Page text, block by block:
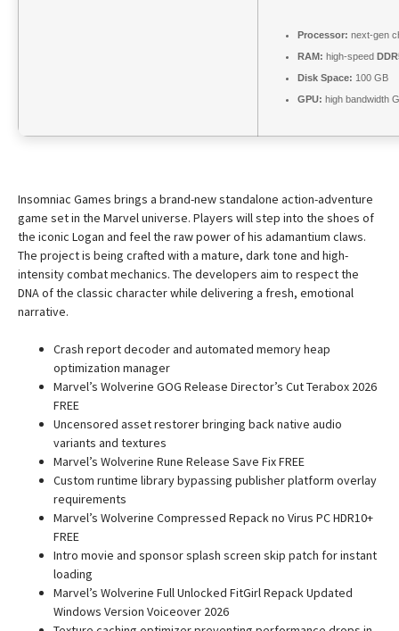
Processor: next-gen
RAM: high-speed
Disk Space: 100 GB
GPU: high bandwidth
Insomniac Games brings a brand-new standalone action-adventure
game set in the Marvel universe. Players will step into the shoes of
the iconic Logan and feel the raw power of his adamantium claws.
The project is being crafted with a mature, dark tone and high-
intensity combat mechanics. The developers aim to respect the
DNA of the classic character while delivering a fresh, emotional
narrative.
Crash report decoder and automated memory heap
optimization manager
Marvel’s Wolverine GOG Release Director’s Cut Terabox 2026
FREE
Uncensored asset restorer bringing back native audio
variants and textures
Marvel’s Wolverine Rune Release Save Fix FREE
Custom runtime library bypassing publisher platform overlay
requirements
Marvel’s Wolverine Compressed Repack no Virus PC HDR10+
FREE
Intro movie and sponsor splash screen skip patch for instant
loading
Marvel’s Wolverine Full Unlocked FitGirl Repack Updated
Windows Version Voiceover 2026